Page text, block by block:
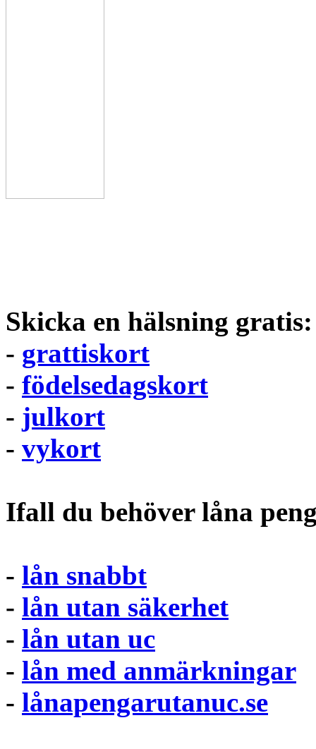
Skicka en hälsning gratis:
- grattiskort
- födelsedagskort
- julkort
- vykort
Ifall du behöver låna
- lån snabbt
- lån utan säkerhet
- lån utan uc
- lån med anmärkningar
- lånapengarutanuc.se